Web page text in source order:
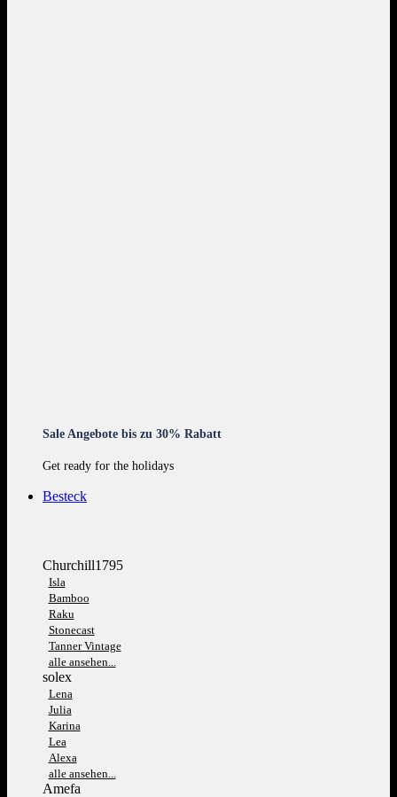
Sale Angebote bis zu 30% Rabatt
Get ready for the holidays
Besteck
Churchill1795
Isla
Bamboo
Raku
Stonecast
Tanner Vintage
alle ansehen...
solex
Lena
Julia
Karina
Lea
Alexa
alle ansehen...
Amefa